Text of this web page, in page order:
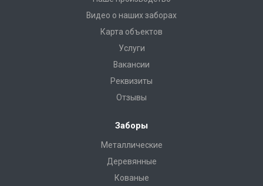
Видео о наших заборах
Карта объектов
Услуги
Вакансии
Реквизиты
Отзывы
Заборы
Металлические
Деревянные
Кованые